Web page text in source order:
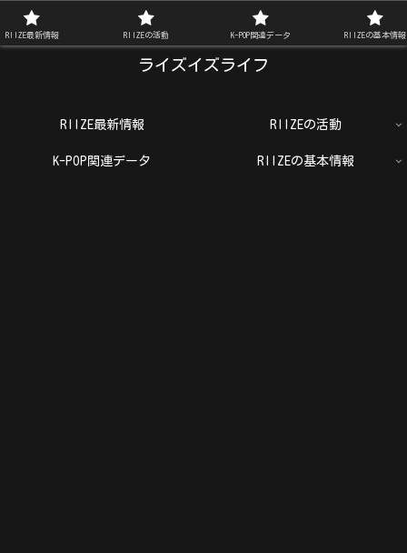
ライズイズライフ
RIIZE最新情報 RIIZEの活動
K-POP関連データ RIIZEの基本情報
RIIZE最新情報 RIIZEの活動 K-POP関連データ RIIZEの基本情報